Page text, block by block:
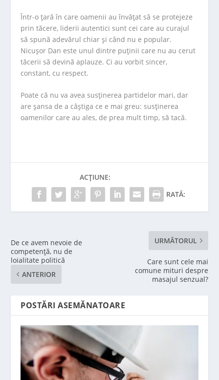
Într-o țară în care oamenii au învățat să se protejeze
prin tăcere, liderii autentici sunt cei care au curajul
să spună adevărul chiar și când nu e popular.
Nicușor Dan este unul dintre puținii care nu au cerut
tăcerii să devină aplauze. Ci au vorbit sincer,
constant, cu respect.
Poate că nu va avea susținerea partidelor mari, dar
are șansa de a câștiga ce e mai greu: susținerea
oamenilor care au ales, de prea mult timp, să tacă.
ACȚIUNE:
RATĂ:
De ce avem nevoie de
competență, nu de
loialitate politică
ANTERIOR
URMĂTORUL
Care sunt cele mai
comune mituri despre
masajul senzual?
POSTĂRI ASEMĂNATOARE